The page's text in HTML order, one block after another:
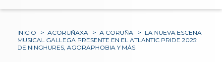
INICIO > ACORUÑAXA > A CORUÑA > LA NUEVA ESCENA
MUSICAL GALLEGA PRESENTE EN EL ATLANTIC PRIDE 2025:
DE NINGHURES, AGORAPHOBIA Y MÁS